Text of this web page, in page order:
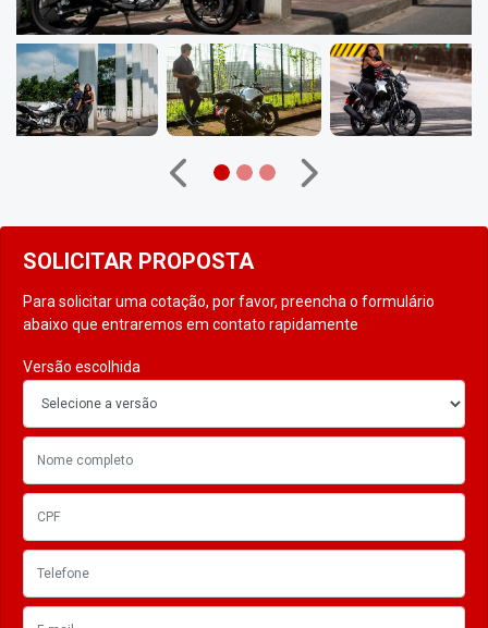
SOLICITAR PROPOSTA
Para solicitar uma cotação, por favor, preencha o formulário
abaixo que entraremos em contato rapidamente
Versão escolhida
Anterior Próximo